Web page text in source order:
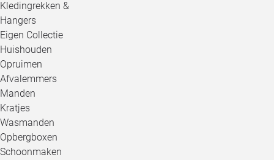
Kledingrekken &
Hangers
Eigen Collectie
Huishouden
Opruimen
Afvalemmers
Manden
Kratjes
Wasmanden
Opbergboxen
Schoonmaken